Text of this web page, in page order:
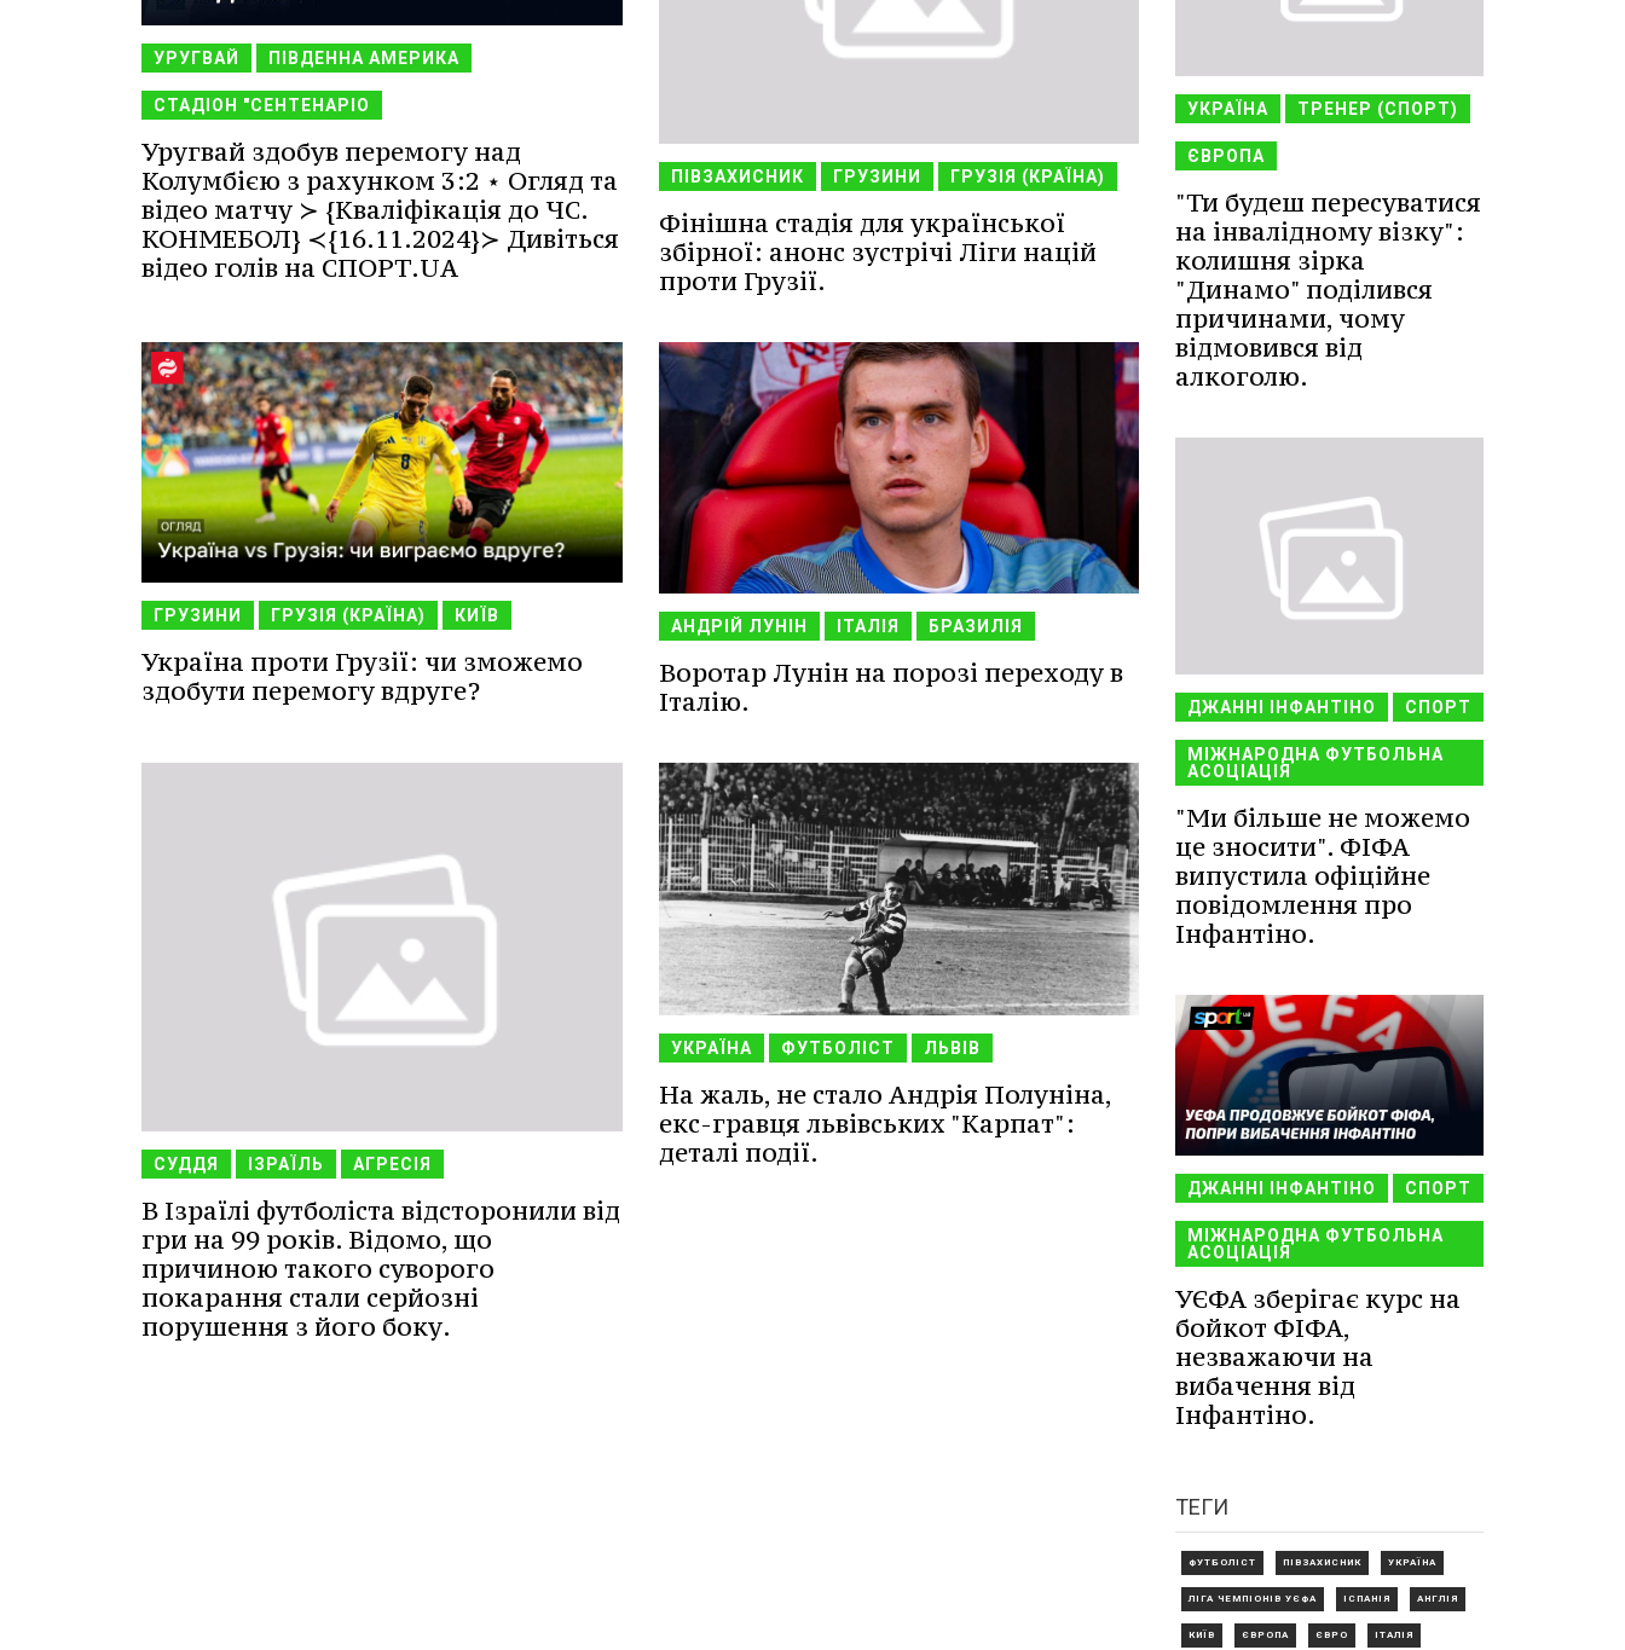
УРУГВАЙ ПІВДЕННА АМЕРИКА
СТАДІОН "СЕНТЕНАРІО
Уругвай здобув перемогу над
Колумбією з рахунком 3:2 ⋆ Огляд та
відео матчу ≻ {Кваліфікація до ЧС.
КОНМЕБОЛ} ≺{16.11.2024}≻ Дивіться
відео голів на СПОРТ.UA
ПІВЗАХИСНИК ГРУЗИНИ ГРУЗІЯ (КРАЇНА)
Фінішна стадія для української
збірної: анонс зустрічі Ліги націй
проти Грузії.
ГРУЗИНИ ГРУЗІЯ (КРАЇНА) КИЇВ
Україна проти Грузії: чи зможемо
здобути перемогу вдруге?
АНДРІЙ ЛУНІН ІТАЛІЯ БРАЗИЛІЯ
Воротар Лунін на порозі переходу в
Італію.
СУДДЯ ІЗРАЇЛЬ АГРЕСІЯ
В Ізраїлі футболіста відсторонили від
гри на 99 років. Відомо, що
причиною такого суворого
покарання стали серйозні
порушення з його боку.
УКРАЇНА ФУТБОЛІСТ ЛЬВІВ
На жаль, не стало Андрія Полуніна,
екс-гравця львівських "Карпат":
деталі події.
УКРАЇНА ТРЕНЕР (СПОРТ)
ЄВРОПА
"Ти будеш пересуватися
на інвалідному візку":
колишня зірка
"Динамо" поділився
причинами, чому
відмовився від
алкоголю.
ДЖАННІ ІНФАНТІНО СПОРТ
МІЖНАРОДНА ФУТБОЛЬНА
АСОЦІАЦІЯ
"Ми більше не можемо
це зносити". ФІФА
випустила офіційне
повідомлення про
Інфантіно.
ДЖАННІ ІНФАНТІНО СПОРТ
МІЖНАРОДНА ФУТБОЛЬНА
АСОЦІАЦІЯ
УЄФА зберігає курс на
бойкот ФІФА,
незважаючи на
вибачення від
Інфантіно.
ТЕГИ
ФУТБОЛІСТ ПІВЗАХИСНИК УКРАЇНА
ЛІГА ЧЕМПІОНІВ УЄФА ІСПАНІЯ АНГЛІЯ
КИЇВ ЄВРОПА ЄВРО ІТАЛІЯ